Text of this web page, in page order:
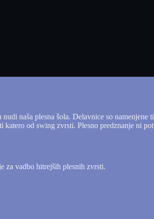
naša plesna šola. Delavnice so namenjene
od swing zvrsti. Plesno predznanje ni
za vadbo hitrejših plesnih zvrsti.